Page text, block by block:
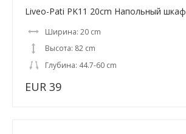
Liveo-Pati PK11 20cm Напольный шкаф
Ширина: 20 cm
Высота: 82 cm
Глубина: 44.7-60 cm
EUR 39